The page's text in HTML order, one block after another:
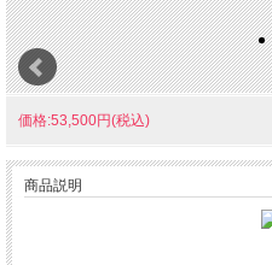
価格:53,500円(税込)
商品説明